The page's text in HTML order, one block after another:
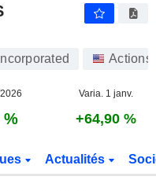
Actions
Varia. 1 janv.
% +64,90 %
Actualités